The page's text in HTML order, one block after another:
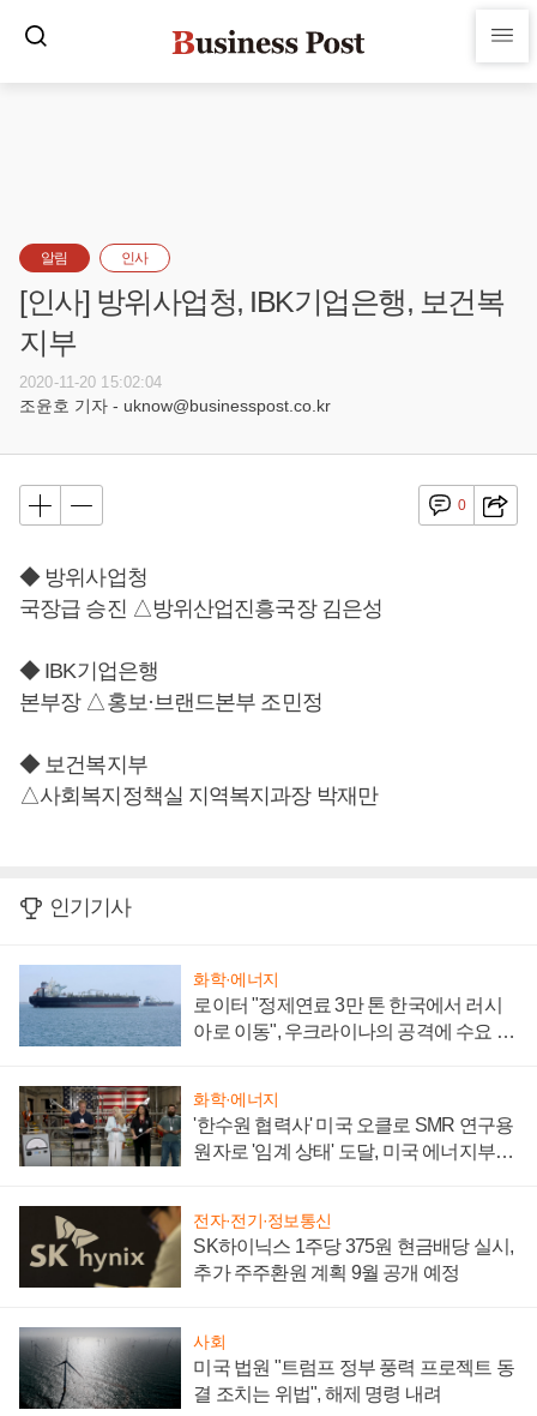
알림 인사
[인사] 방위사업청, IBK기업은행, 보건복
지부
2020-11-20 15:02:04
조윤호 기자 - uknow@businesspost.co.kr
0
◆ 방위사업청
국장급 승진 △방위산업진흥국장 김은성
◆ IBK기업은행
본부장 △홍보·브랜드본부 조민정
◆ 보건복지부
△사회복지정책실 지역복지과장 박재만
인기기사
화학·에너지
로이터 "정제연료 3만 톤 한국에서 러시
아로 이동", 우크라이나의 공격에 수요 늘
화학·에너지
'한수원 협력사' 미국 오클로 SMR 연구용
원자로 '임계 상태' 도달, 미국 에너지부
전자·전기·정보통신
SK하이닉스 1주당 375원 현금배당 실시,
추가 주주환원 계획 9월 공개 예정
사회
미국 법원 "트럼프 정부 풍력 프로젝트 동
결 조치는 위법", 해제 명령 내려